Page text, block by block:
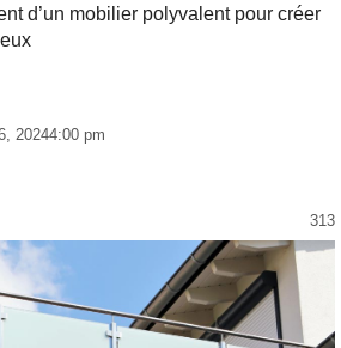
d’un mobilier polyvalent pour créer
20244:00 pm
313